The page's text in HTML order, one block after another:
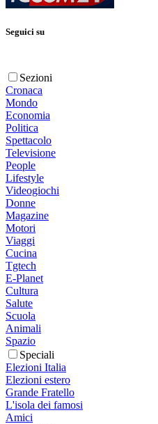
Seguici su
Sezioni
Cronaca
Mondo
Economia
Politica
Spettacolo
Televisione
People
Lifestyle
Videogiochi
Donne
Magazine
Motori
Viaggi
Cucina
Tgtech
E-Planet
Cultura
Salute
Scuola
Animali
Spazio
Speciali
Elezioni Italia
Elezioni estero
Grande Fratello
L'isola dei famosi
Amici